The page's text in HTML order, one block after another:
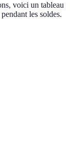
voici un tableau
les soldes.